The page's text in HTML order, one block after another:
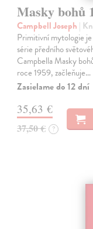
Masky bohů
Campbell Joseph |
Primitivní mytologie
série předního
Campbella Masky
roce 1959, začleňuje…
Zasielame do 12 dní
35,63 €
37,50 € ?